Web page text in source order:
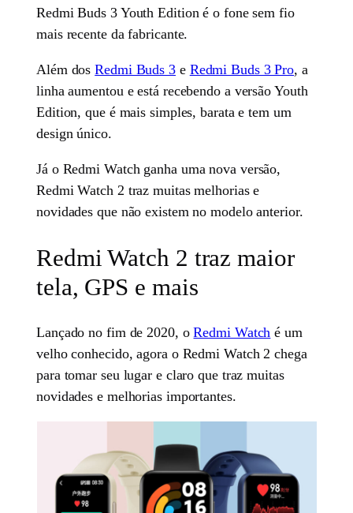
Redmi Buds 3 Youth Edition é o fone sem fio
mais recente da fabricante.
Além dosRedmi Buds 3 e Redmi Buds 3 Pro, a
linha aumentou e está recebendo a versão Youth
Edition, que é mais simples, barata e tem um
design único.
Já o Redmi Watch ganha uma nova versão,
Redmi Watch 2 traz muitas melhorias e
novidades que não existem no modelo anterior.
Redmi Watch 2 traz maior
tela, GPS e mais
Lançado no fim de 2020, oRedmi Watch é um
velho conhecido, agora o Redmi Watch 2 chega
para tomar seu lugar e claro que traz muitas
novidades e melhorias importantes.